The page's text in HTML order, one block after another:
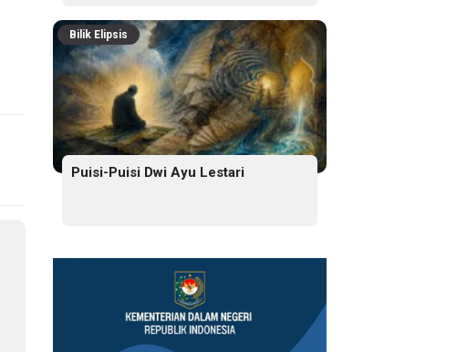
Bilik Elipsis
Puisi-Puisi Dwi Ayu Lestari